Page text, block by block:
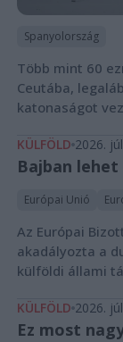
Spanyolország
Több mint 60
Ceutába,
katonaságot
KÜLFÖLD 2026.
Bajban
Európai Unió
Az Európai
akadályozta a
külföldi állami
KÜLFÖLD 2026.
Ez most